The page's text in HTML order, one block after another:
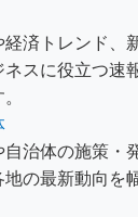
経済トレンド、
スに役立つ速
治体の施策・
地の最新動向を